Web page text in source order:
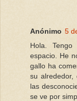
Anónimo 5
Hola.
espacio. He
gallo ha
su
las
se ve por